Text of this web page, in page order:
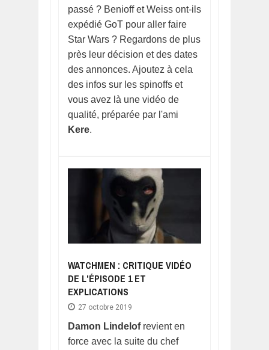
passé ? Benioff et Weiss ont-ils
expédié GoT pour aller faire
Star Wars ? Regardons de plus
près leur décision et des dates
des annonces. Ajoutez à cela
des infos sur les spinoffs et
vous avez là une vidéo de
qualité, préparée par l'ami
Kere.
WATCHMEN : CRITIQUE VIDÉO
DE L'ÉPISODE 1 ET
EXPLICATIONS
27 octobre 2019
Damon Lindelofrevient en
force avec la suite du chef